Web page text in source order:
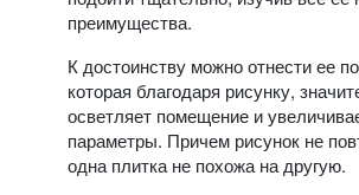
преимущества.
К достоинству можно отнести ее
которая благодаря рисунку,
осветляет помещение и
параметры. Причем рисунок не
одна плитка не похожа на другую.